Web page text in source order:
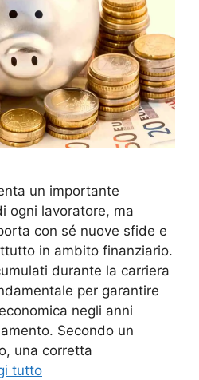
un importante
ogni lavoratore, ma
con sé nuove sfide e
in ambito finanziario.
durante la carriera
per garantire
negli anni
Secondo un
una corretta
tutto